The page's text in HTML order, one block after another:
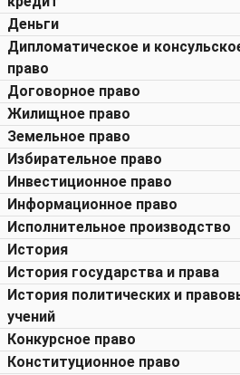
Деньги
Дипломатическое и
право
Договорное право
Жилищное право
Земельное право
Избирательное право
Инвестиционное право
Информационное право
Исполнительное производство
История
История государства и права
История политических и
учений
Конкурсное право
Конституционное право